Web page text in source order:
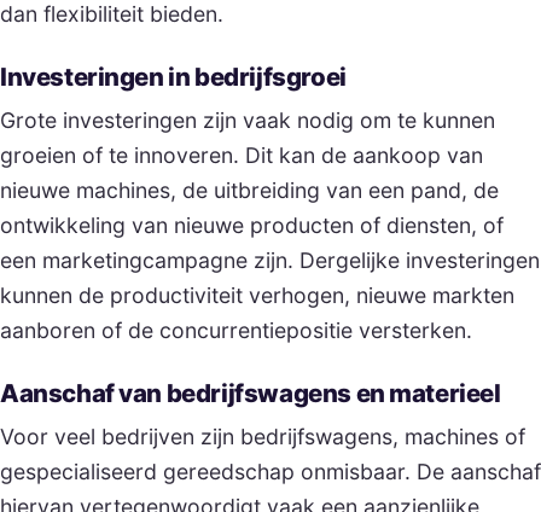
dan flexibiliteit bieden.
Investeringen in bedrijfsgroei
Grote investeringen zijn vaak nodig om te kunnen
groeien of te innoveren. Dit kan de aankoop van
nieuwe machines, de uitbreiding van een pand, de
ontwikkeling van nieuwe producten of diensten, of
een marketingcampagne zijn. Dergelijke investeringen
kunnen de productiviteit verhogen, nieuwe markten
aanboren of de concurrentiepositie versterken.
Aanschaf van bedrijfswagens en materieel
Voor veel bedrijven zijn bedrijfswagens, machines of
gespecialiseerd gereedschap onmisbaar. De aanschaf
hiervan vertegenwoordigt vaak een aanzienlijke